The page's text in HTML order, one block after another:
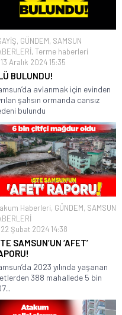
, GÜNDEM, SAMSUN
, Terme haberleri
13 Aralık 2024 15:35
BULUNDU!
avlanmak için evinden
şahsın ormanda cansız
bulundu
Haberleri, GÜNDEM, SAMSUN
22 Şubat 2024 14:38
SAMSUN’UN ‘AFET’
2023 yılında yaşanan
388 mahallede 5 bin